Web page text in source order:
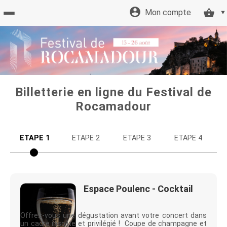
Retour
à
l'accueil
Mon compte
Billetterie en ligne du Festival de
Rocamadour
ETAPE 1 ETAPE 2 ETAPE 3 ETAPE 4
Espace Poulenc - Cocktail
Offrez-vous une dégustation avant votre concert dans
un cadre insolite et privilégié ! Coupe de champagne et